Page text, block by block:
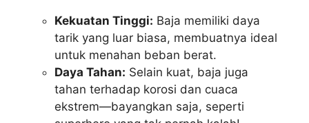
Kekuatan Tinggi: Baja memiliki daya
tarik yang luar biasa, membuatnya ideal
untuk menahan beban berat.
Daya Tahan: Selain kuat, baja juga
tahan terhadap korosi dan cuaca
ekstrem—bayangkan saja, seperti